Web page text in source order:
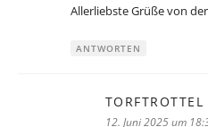
Allerliebste Grüße von
ANTWORTEN
TORFTROTTEL
12. Juni 2025 um